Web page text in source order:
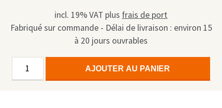
incl. 19% VAT plus frais de port
Fabriqué sur commande - Délai de livraison : environ 15
à 20 jours ouvrables
quantité
AJOUTER AU PANIER
Alternative: